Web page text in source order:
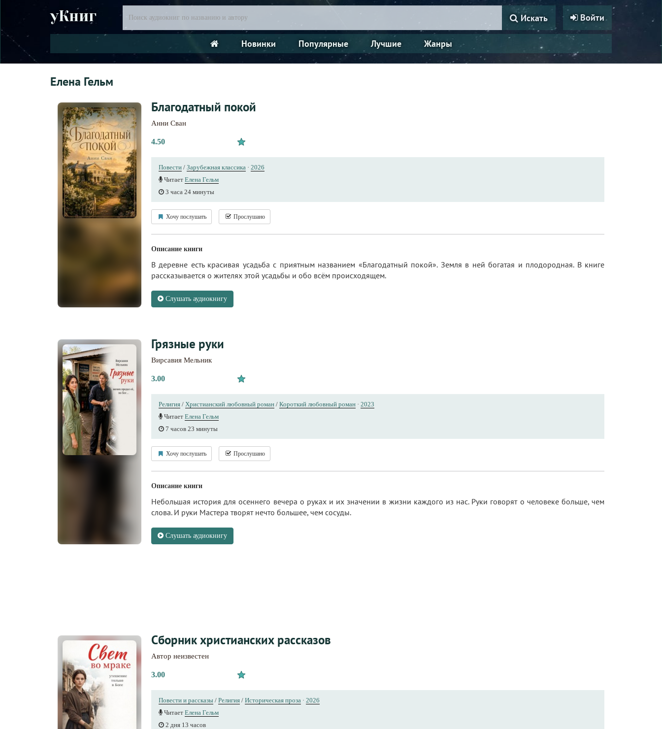
уКниг Войти
Искать
Новинки Популярные Лучшие Жанры
Елена Гельм
Благодатный покой
Анни Сван
4.50
Повести / Зарубежная классика · 2026
Читает Елена Гельм
3 часа 24 минуты
Хочу послушать Прослушано
Описание книги
В деревне есть красивая усадьба с приятным названием «Благодатный покой». Земля в ней богатая и плодородная. В книге
рассказывается о жителях этой усадьбы и обо всём происходящем.
Слушать аудиокнигу
Грязные руки
Вирсавия Мельник
3.00
Религия / Христианский любовный роман / Короткий любовный роман · 2023
Читает Елена Гельм
7 часов 23 минуты
Хочу послушать Прослушано
Описание книги
Небольшая история для осеннего вечера о руках и их значении в жизни каждого из нас. Руки говорят о человеке больше, чем
слова. И руки Мастера творят нечто большее, чем сосуды.
Слушать аудиокнигу
Сборник христианских рассказов
Автор неизвестен
3.00
Повести и рассказы / Религия / Историческая проза · 2026
Читает Елена Гельм
2 дня 13 часов